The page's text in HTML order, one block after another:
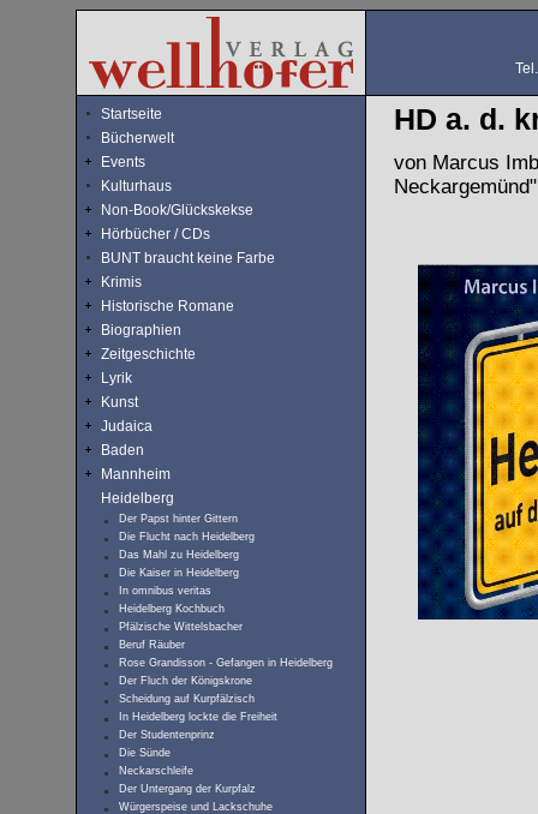
Startseite
Bücherwelt
Events
Kulturhaus
Non-Book/Glückskekse
Hörbücher / CDs
BUNT braucht keine Farbe
Krimis
Historische Romane
Biographien
Zeitgeschichte
Lyrik
Kunst
Judaica
Baden
Mannheim
Heidelberg
Der Papst hinter Gittern
Die Flucht nach Heidelberg
Das Mahl zu Heidelberg
Die Kaiser in Heidelberg
In omnibus veritas
Heidelberg Kochbuch
Pfälzische Wittelsbacher
Beruf Räuber
Rose Grandisson - Gefangen in Heidelberg
Der Fluch der Königskrone
Scheidung auf Kurpfälzisch
In Heidelberg lockte die Freiheit
Der Studentenprinz
Die Sünde
Neckarschleife
Der Untergang der Kurpfalz
Würgerspeise und Lackschuhe
HD a. d.
von Marcus
Neckargemünd"